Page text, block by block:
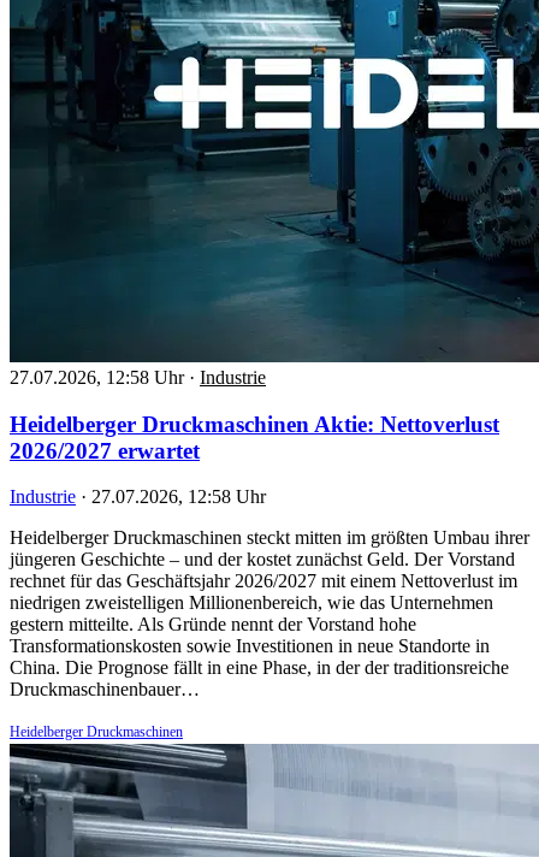
27.07.2026, 12:58 Uhr · Industrie
Heidelberger Druckmaschinen Aktie: Nettoverlust
2026/2027 erwartet
Industrie · 27.07.2026, 12:58 Uhr
Heidelberger Druckmaschinen steckt mitten im größten Umbau ihrer
jüngeren Geschichte – und der kostet zunächst Geld. Der Vorstand
rechnet für das Geschäftsjahr 2026/2027 mit einem Nettoverlust im
niedrigen zweistelligen Millionenbereich, wie das Unternehmen
gestern mitteilte. Als Gründe nennt der Vorstand hohe
Transformationskosten sowie Investitionen in neue Standorte in
China. Die Prognose fällt in eine Phase, in der der traditionsreiche
Druckmaschinenbauer…
Heidelberger Druckmaschinen